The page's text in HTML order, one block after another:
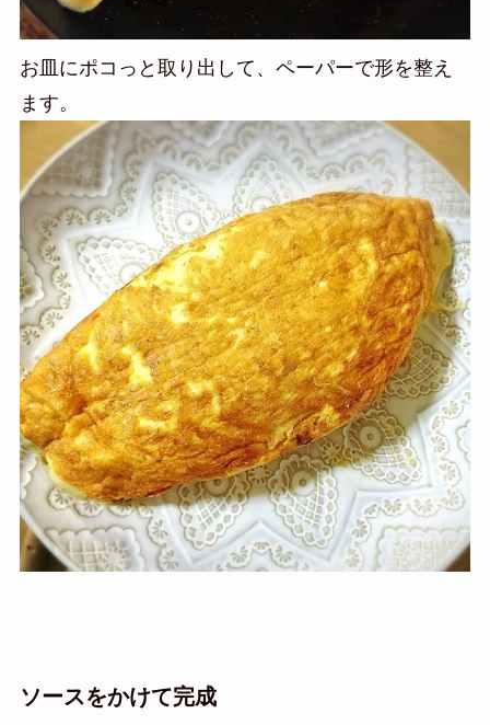
お皿にポコっと取り出して、ペーパーで形を整え
ます。
ソースをかけて完成